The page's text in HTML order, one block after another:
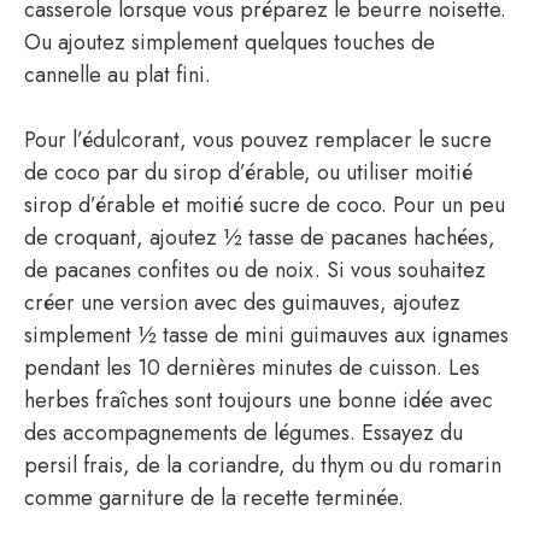
casserole lorsque vous préparez le beurre noisette.
Ou ajoutez simplement quelques touches de
cannelle au plat fini.
Pour l’édulcorant, vous pouvez remplacer le sucre
de coco par du sirop d’érable, ou utiliser moitié
sirop d’érable et moitié sucre de coco. Pour un peu
de croquant, ajoutez ½ tasse de pacanes hachées,
de pacanes confites ou de noix. Si vous souhaitez
créer une version avec des guimauves, ajoutez
simplement ½ tasse de mini guimauves aux ignames
pendant les 10 dernières minutes de cuisson. Les
herbes fraîches sont toujours une bonne idée avec
des accompagnements de légumes. Essayez du
persil frais, de la coriandre, du thym ou du romarin
comme garniture de la recette terminée.